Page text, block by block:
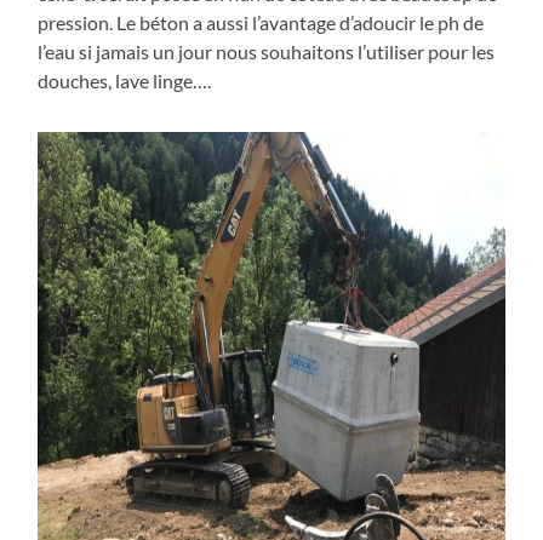
pression. Le béton a aussi l’avantage d’adoucir le ph de
l’eau si jamais un jour nous souhaitons l’utiliser pour les
douches, lave linge….